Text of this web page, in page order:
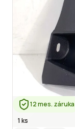
12 mes. záruka
1 ks